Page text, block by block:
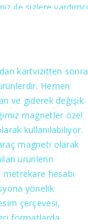
ile sizlere yardımcı
sıklıkla tercih
alışveriş
gereken ne
En iyi ve
hiç
en iyi şekilde
tercih etmelisiniz.
kartvizitten sonra
Hemen
ve giderek değişik
magnetler özel
kullanılabiliyor.
magneti olarak
ürünlerin
metrekare hesabı
yönelik
çerçevesi,
formatlarda